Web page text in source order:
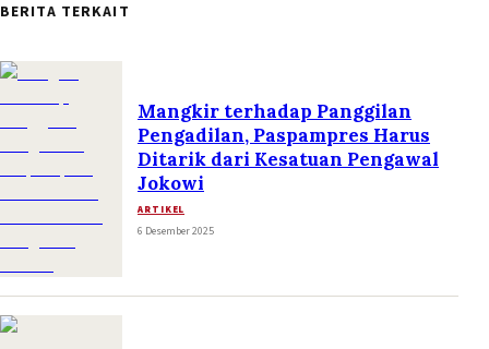
BERITA TERKAIT
Mangkir terhadap Panggilan
Pengadilan, Paspampres Harus
Ditarik dari Kesatuan Pengawal
Jokowi
ARTIKEL
6 Desember 2025